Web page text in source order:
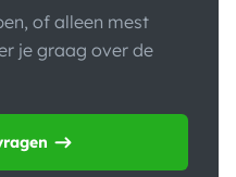
of alleen mest
je graag over de